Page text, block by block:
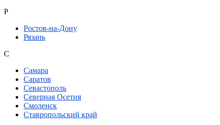
Р
Ростов-на-Дону
Рязань
С
Самара
Саратов
Севастополь
Северная Осетия
Смоленск
Ставропольский край